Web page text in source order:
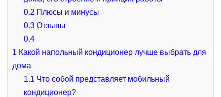
0.2 Плюсы и минусы
0.3 Отзывы
0.4
1 Какой напольный кондиционер лучше выбрать для
дома
1.1 Что собой представляет мобильный
кондиционер?